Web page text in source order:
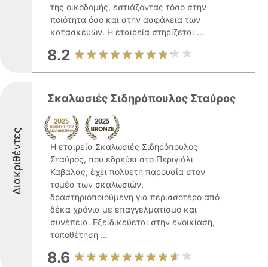
της οικοδομής, εστιάζοντας τόσο στην
ποιότητα όσο και στην ασφάλεια των
κατασκευών. Η εταιρεία στηρίζεται ...
8.2
Διακριθέντες
Σκαλωσιές Σιδηρόπουλος Σταύρος
Η εταιρεία Σκαλωσιές Σιδηρόπουλος
Σταύρος, που εδρεύει στο Περιγιάλι
Καβάλας, έχει πολυετή παρουσία στον
τομέα των σκαλωσιών,
δραστηριοποιούμενη για περισσότερο από
δέκα χρόνια με επαγγελματισμό και
συνέπεια. Εξειδικεύεται στην ενοικίαση,
τοποθέτηση ...
8.6